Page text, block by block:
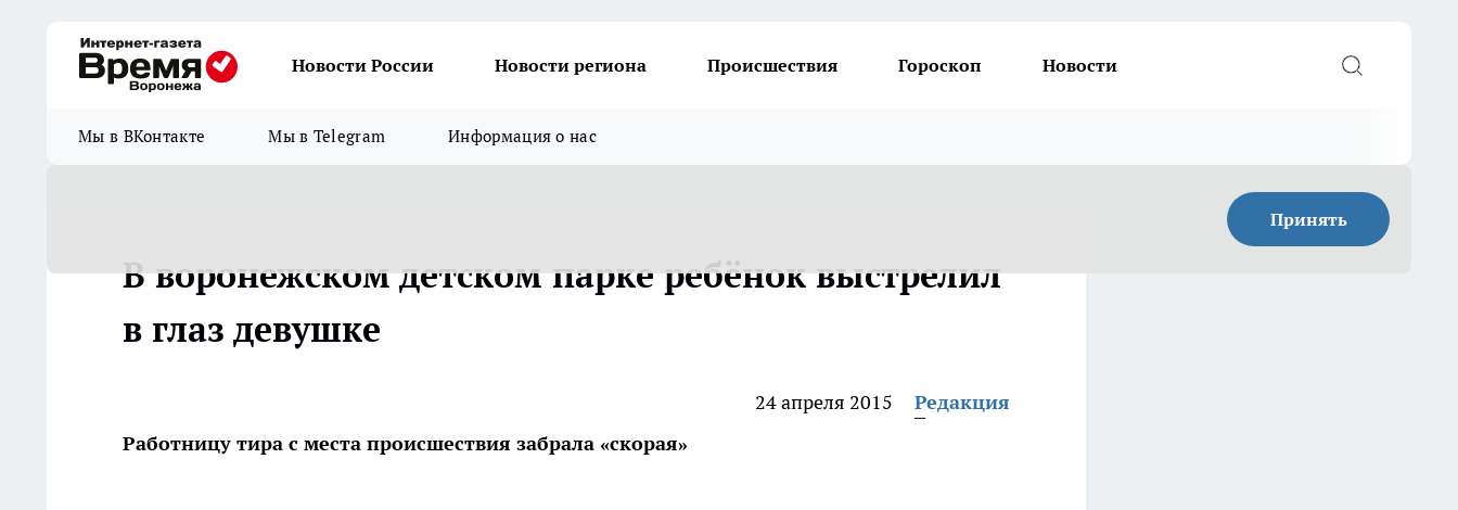
Новости России Новости региона Происшествия Гороскоп Новости
Мы в ВКонтакте Мы в Telegram Информация о нас
Принять
В воронежском детском парке ребёнок выстрелил
в глаз девушке
24 апреля 2015
Редакция
Работницу тира с места происшествия забрала «скорая»